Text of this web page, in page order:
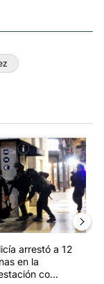
dio media
de tendencia con
arrestó a 12
en la
co...